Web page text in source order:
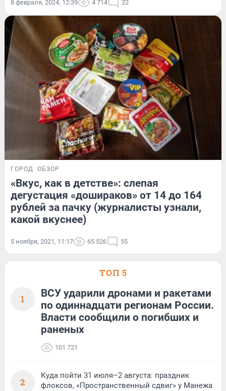
8 февраля, 2024, 12:39 4 714 22
ГОРОД ОБЗОР
«Вкус, как в детстве»: слепая
дегустация «дошираков» от 14 до 164
рублей за пачку (журналисты узнали,
какой вкуснее)
5 ноября, 2021, 11:17 65 526 55
ТОП 5
1
ВСУ ударили дронами и ракетами
по одиннадцати регионам России.
Власти сообщили о погибших и
раненых
101 721
2
Куда пойти 31 июля–2 августа: праздник
флоксов, «Пространственный сдвиг» у Манежа